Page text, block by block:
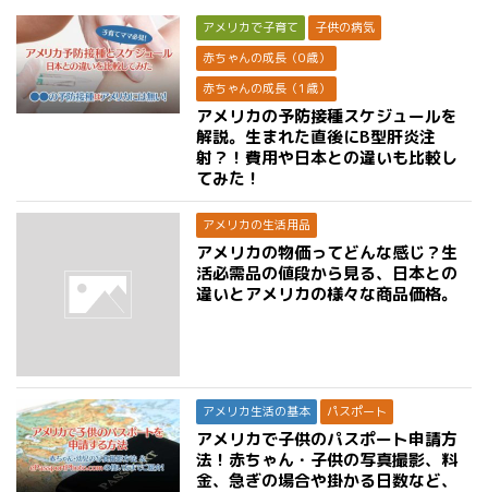
アメリカで子育て
子供の病気
赤ちゃんの成長（0歳）
赤ちゃんの成長（1歳）
アメリカの予防接種スケジュールを
解説。生まれた直後にB型肝炎注
射？！費用や日本との違いも比較し
てみた！
アメリカの生活用品
アメリカの物価ってどんな感じ？生
活必需品の値段から見る、日本との
違いとアメリカの様々な商品価格。
アメリカ生活の基本 パスポート
アメリカで子供のパスポート申請方
法！赤ちゃん・子供の写真撮影、料
金、急ぎの場合や掛かる日数など、